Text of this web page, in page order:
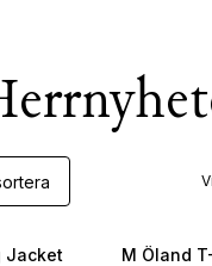
Jacket M Öland